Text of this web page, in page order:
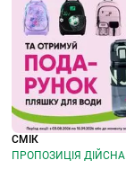
СМІК
ПРОПОЗИЦІЯ ДІЙСНА